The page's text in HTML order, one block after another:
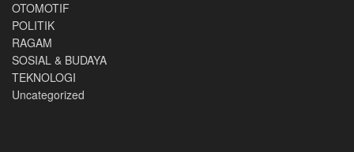
OTOMOTIF
POLITIK
RAGAM
SOSIAL & BUDAYA
TEKNOLOGI
Uncategorized